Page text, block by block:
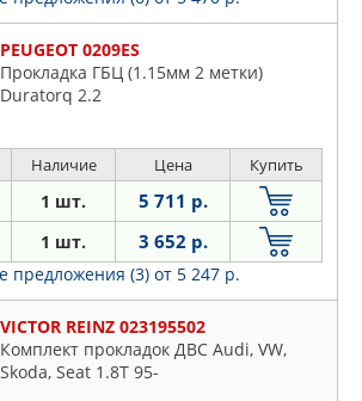
PEUGEOT 0209ES
Прокладка ГБЦ (1.15мм 2 метки)
Duratorq 2.2
Наличие Цена Купить
1 шт. 5 711 р.
1 шт. 3 652 р.
предложения (3) от 5 247 р.
VICTOR REINZ 023195502
Комплект прокладок ДВС Audi, VW,
Skoda, Seat 1.8T 95-